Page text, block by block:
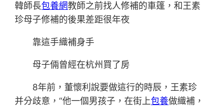
韓師長包養網教師之前找人修補的車篷，和王素
珍母子修補的後果差距很年夜
靠這手織補身手
母子倆曾經在杭州買了房
8年前，董懷利說要做這行的時辰，王素珍
并分歧意，“他一個男孩子，在街上包養做織補，